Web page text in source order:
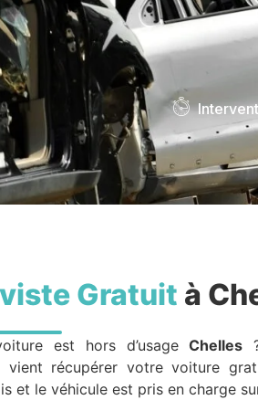
Gratuit à
est hors d’usageChelles
vient récupérer votre voiture
et le véhicule est pris en charge